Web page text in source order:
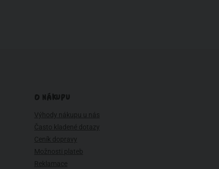
O NÁKUPU
Výhody nákupu u nás
Často kladené dotazy
Ceník dopravy
Možnosti plateb
Reklamace